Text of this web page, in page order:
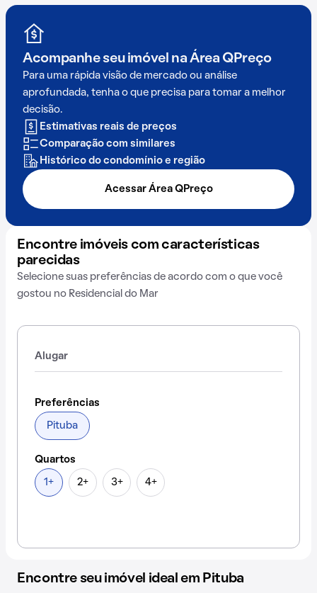
Acompanhe seu imóvel na Área QPreço
Para uma rápida visão de mercado ou análise
aprofundada, tenha o que precisa para tomar a melhor
decisão.
Estimativas reais de preços
Comparação com similares
Histórico do condomínio e região
Acessar Área QPreço
Encontre imóveis com características
parecidas
Selecione suas preferências de acordo com o que você
gostou no Residencial do Mar
Alugar
Preferências
Pituba
Quartos
1+ 2+ 3+ 4+
Encontre seu imóvel ideal em Pituba